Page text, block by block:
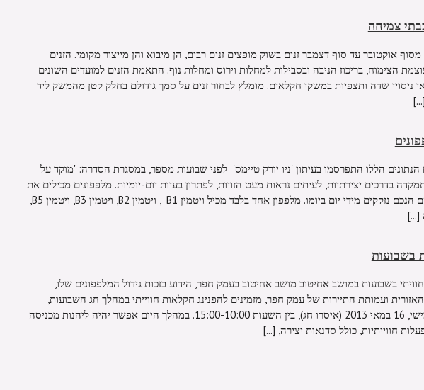
צמיחה
אוקטובר עד סוף דצמבר זנים בשוק מופצים זנים רבים, הן מיבוא והן מייצור מקומי. הזנים
הצימוח, בריכוז הניבה ובסבילות למחלות וירוס ומחלות נוף. התאמת הזנים למועדים השונים
ניסויי שדה ותצפיות במשקי חקלאים. מומלץ לבחור זנים על סמך גידולם בחלק קטן מהמשק ליד
הללו התפרסמו בעיתון 'ניו יורק טיימס' לפני שבועות מספר, במסגרת הסדרה: 'מוקד על
בדרכים יצירתיות, לעיתים נראות מעט הזויות, לפתרון בעיות יום-יומיות. מלפפונים מכילים את
רוב הויטמינים להם הנכם נזקקים מידי יום ביומו. מלפפון אחד בלבד מכיל ויטמין B1 , ויטמין B2, ויטמין B3, ויטמין B5,
בשבועות
בשבועות במושב אחיטוב מושב אחיטוב בעמק חפר, הידוע בזכות גידול המלפפונים שלו,
ועמותת התיירות של עמק חפר, מזמינים להפנינג חקלאות חווייתי במהלך חג השבועות,
שיתקיים ביום חמישי, 16 במאי 2013 (איסרו חג), בין השעות 15:00-10:00. במהלך היום אפשר יהיה ליהנות מכניסה
חווייתיות, כולל סדנאות יצירה, [...]